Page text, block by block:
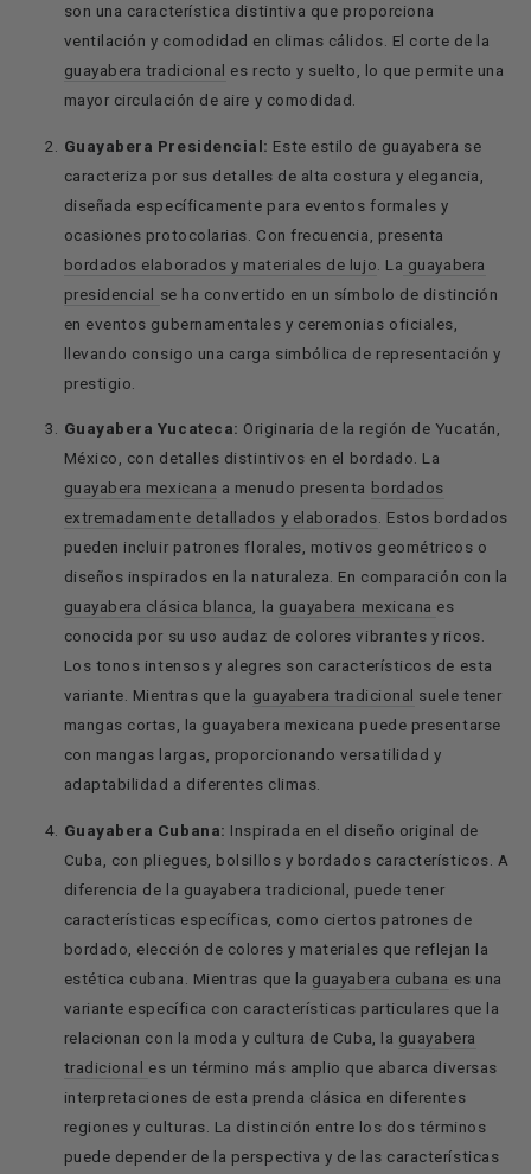
son una característica distintiva que proporciona
ventilación y comodidad en climas cálidos. El corte de la
guayabera tradicional es recto y suelto, lo que permite una
mayor circulación de aire y comodidad.
Guayabera Presidencial: Este estilo de guayabera se
caracteriza por sus detalles de alta costura y elegancia,
diseñada específicamente para eventos formales y
ocasiones protocolarias. Con frecuencia, presenta
bordados elaborados y materiales de lujo . La guayabera
presidencial se ha convertido en un símbolo de distinción
en eventos gubernamentales y ceremonias oficiales,
llevando consigo una carga simbólica de representación y
prestigio.
Guayabera Yucateca: Originaria de la región de Yucatán,
México, con detalles distintivos en el bordado. La
guayabera mexicana a menudo presenta bordados
extremadamente detallados y elaborados. Estos bordados
pueden incluir patrones florales, motivos geométricos o
diseños inspirados en la naturaleza. En comparación con la
guayabera clásica blanca, la guayabera mexicana es
conocida por su uso audaz de colores vibrantes y ricos.
Los tonos intensos y alegres son característicos de esta
variante. Mientras que la guayabera tradicional suele tener
mangas cortas, la guayabera mexicana puede presentarse
con mangas largas, proporcionando versatilidad y
adaptabilidad a diferentes climas.
Guayabera Cubana: Inspirada en el diseño original de
Cuba, con pliegues, bolsillos y bordados característicos. A
diferencia de la guayabera tradicional, puede tener
características específicas, como ciertos patrones de
bordado, elección de colores y materiales que reflejan la
estética cubana. Mientras que la guayabera cubana es una
variante específica con características particulares que la
relacionan con la moda y cultura de Cuba, la guayabera
tradicional es un término más amplio que abarca diversas
interpretaciones de esta prenda clásica en diferentes
regiones y culturas. La distinción entre los dos términos
puede depender de la perspectiva y de las características